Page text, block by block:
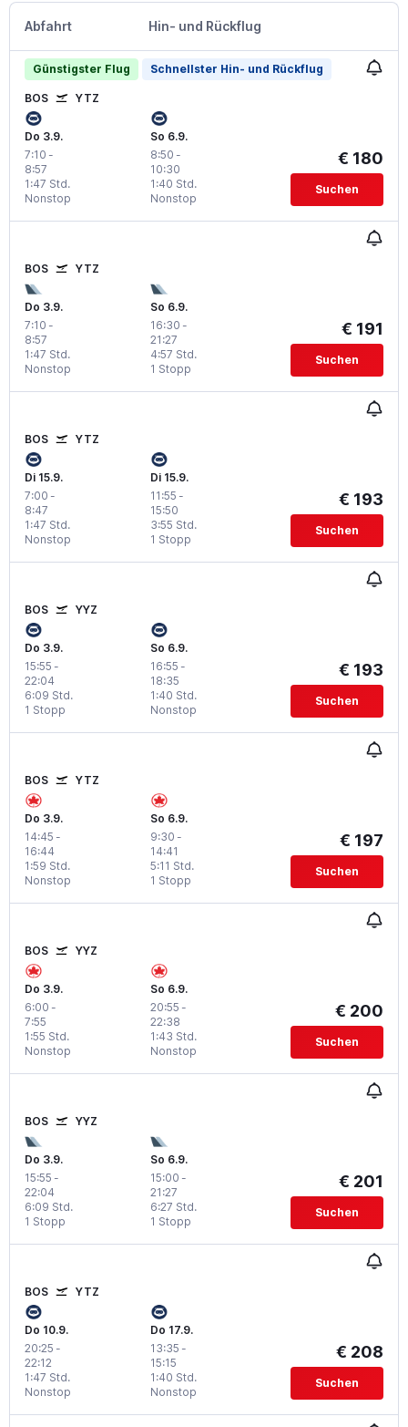
Abfahrt Hin- und Rückflug
Günstigster Flug Schnellster Hin- und Rückflug
BOS YTZ
Do 3.9.
7:10 -
8:57
Nonstop
1:47 Std.
So 6.9.
8:50 -
10:30
Nonstop
1:40 Std.
€ 180
Suchen
BOS YTZ
Do 3.9.
7:10 -
8:57
Nonstop
1:47 Std.
So 6.9.
16:30 -
21:27
1 Stopp
4:57 Std.
€ 191
Suchen
BOS YTZ
Di 15.9.
7:00 -
8:47
Nonstop
1:47 Std.
Di 15.9.
11:55 -
15:50
1 Stopp
3:55 Std.
€ 193
Suchen
BOS YYZ
Do 3.9.
15:55 -
22:04
1 Stopp
6:09 Std.
So 6.9.
16:55 -
18:35
Nonstop
1:40 Std.
€ 193
Suchen
BOS YTZ
Do 3.9.
14:45 -
16:44
Nonstop
1:59 Std.
So 6.9.
9:30 -
14:41
1 Stopp
5:11 Std.
€ 197
Suchen
BOS YYZ
Do 3.9.
6:00 -
7:55
Nonstop
1:55 Std.
So 6.9.
20:55 -
22:38
Nonstop
1:43 Std.
€ 200
Suchen
BOS YYZ
Do 3.9.
15:55 -
22:04
1 Stopp
6:09 Std.
So 6.9.
15:00 -
21:27
1 Stopp
6:27 Std.
€ 201
Suchen
BOS YTZ
Do 10.9.
20:25 -
22:12
Nonstop
1:47 Std.
Do 17.9.
13:35 -
15:15
Nonstop
1:40 Std.
€ 208
Suchen